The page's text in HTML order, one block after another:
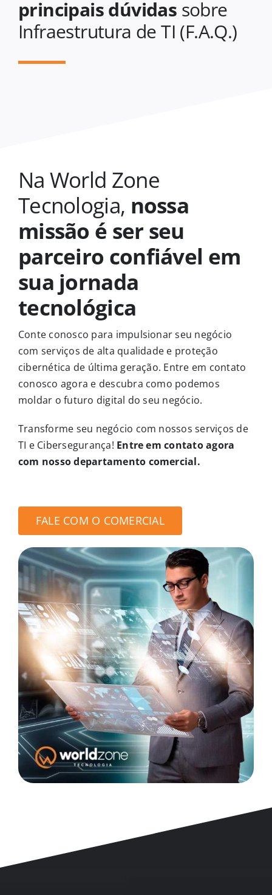
principais dúvidas sobre
Infraestrutura de TI (F.A.Q.)
Na World Zone
Tecnologia, nossa
missão é ser seu
parceiro confiável em
sua jornada
tecnológica
Conte conosco para impulsionar seu negócio
com serviços de alta qualidade e proteção
cibernética de última geração. Entre em contato
conosco agora e descubra como podemos
moldar o futuro digital do seu negócio.
Transforme seu negócio com nossos serviços de
TI e Cibersegurança! Entre em contato agora
com nosso departamento comercial.
FALE COM O COMERCIAL